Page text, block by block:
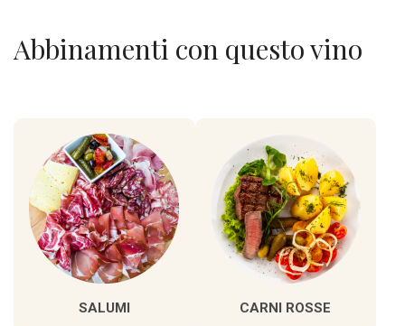
Abbinamenti con questo vino
SALUMI CARNI ROSSE